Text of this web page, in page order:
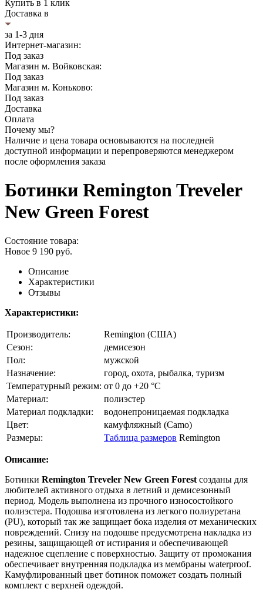
Купить в 1 клик
Доставка в
за 1-3 дня
Интернет-магазин:
Под заказ
Магазин м. Войковская:
Под заказ
Магазин м. Коньково:
Под заказ
Доставка
Оплата
Почему мы?
Наличие и цена товара основываются на последней
доступной информации и перепроверяются менеджером
после оформления заказа
Ботинки Remington Treveler
New Green Forest
Состояние товара:
Новое 9 190 руб.
Описание
Характеристики
Отзывы
Характеристики:
Производитель:
Remington (США)
Сезон:
демисезон
Пол:
мужской
Назначение:
город, охота, рыбалка, туризм
Температурный режим: от 0 до +20 °C
Материал:
полиэстер
Материал подкладки:
водонепроницаемая подкладка
Цвет:
камуфляжный (Camo)
Размеры:
Таблица размеров Remington
Описание:
Ботинки Remington Treveler New Green Forest созданы для
любителей активного отдыха в летний и демисезонный
период. Модель выполнена из прочного износостойкого
полиэстера. Подошва изготовлена из легкого полиуретана
(PU), который так же защищает бока изделия от механических
повреждений. Снизу на подошве предусмотрена накладка из
резины, защищающей от истирания и обеспечивающей
надежное сцепление с поверхностью. Защиту от промокания
обеспечивает внутренняя подкладка из мембраны waterproof.
Камуфлированный цвет ботинок поможет создать полный
комплект с верхней одеждой.